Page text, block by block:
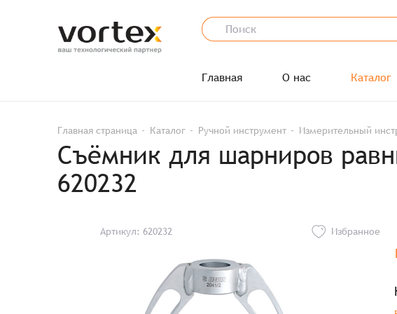
Главная О нас Каталог
Главная страница Каталог Ручной инструмент Измерительный
Съёмник для шарниров
620232
Артикул: 620232 Избранное